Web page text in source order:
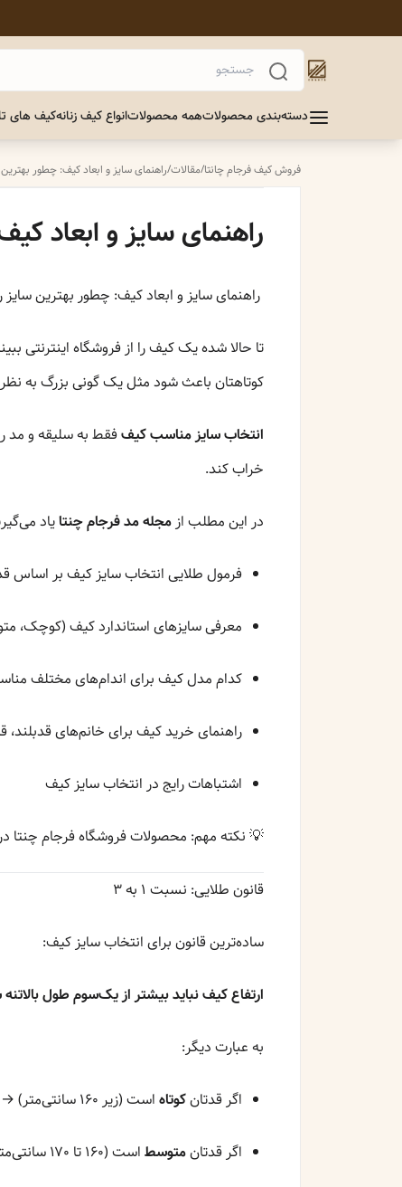
دسته‌بندی محصولاتهمه محصولاتانواع کیف زنانهکیف های
فروش کیف فرجام چانتا/مقالات/راهنمای سایز و ابعاد کیف: چطور
راهنمای سایز و ابعاد
راهنمای سایز و ابعاد کیف: چطور بهترین سایز
تا حالا شده یک کیف را از فروشگاه اینترنتی
کوتاهتان باعث شود مثل یک گونی بزرگ به
انتخاب سایز مناسب کیففقط به سلیقه و مد
خراب کند.
در این مطلب ازمجله مد فرجام چنتایاد
فرمول طلایی انتخاب سایز کیف بر اساس
معرفی سایزهای استاندارد کیف (کوچک،
کدام مدل کیف برای اندام‌های مختلف
راهنمای خرید کیف برای خانم‌های قدبلند،
اشتباهات رایج در انتخاب سایز کیف
💡 نکته مهم: محصولات فروشگاه فرجام چنتا
قانون طلایی: نسبت ۱ به ۳
ساده‌ترین قانون برای انتخاب سایز کیف:
ارتفاع کیف نباید بیشتر از یک‌سوم طول
به عبارت دیگر:
اگر قدتانکوتاه است (زیر ۱۶۰ سانتی‌متر) → کیف‌های کوچک و متوسط (ارتفاع کمتر از ۲۵ سانتی‌متر)
اگر قدتانمتوسط است (۱۶۰ تا ۱۷۰ سانتی‌متر) → کیف‌های متوسط (ارتفاع ۲۵ تا ۳۵ سانتی‌متر)